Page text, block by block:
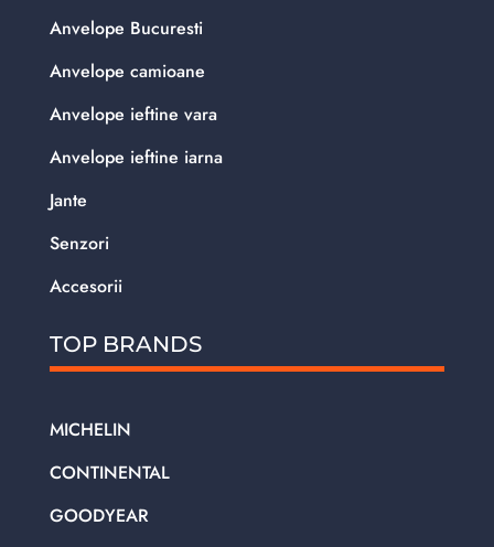
Anvelope Bucuresti
Anvelope camioane
Anvelope ieftine vara
Anvelope ieftine iarna
Jante
Senzori
Accesorii
TOP BRANDS
MICHELIN
CONTINENTAL
GOODYEAR